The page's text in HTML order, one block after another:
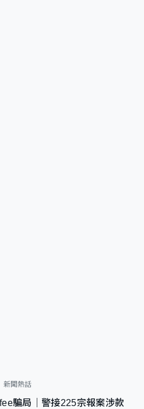
新聞熱話
騙局｜警接225宗報案涉款